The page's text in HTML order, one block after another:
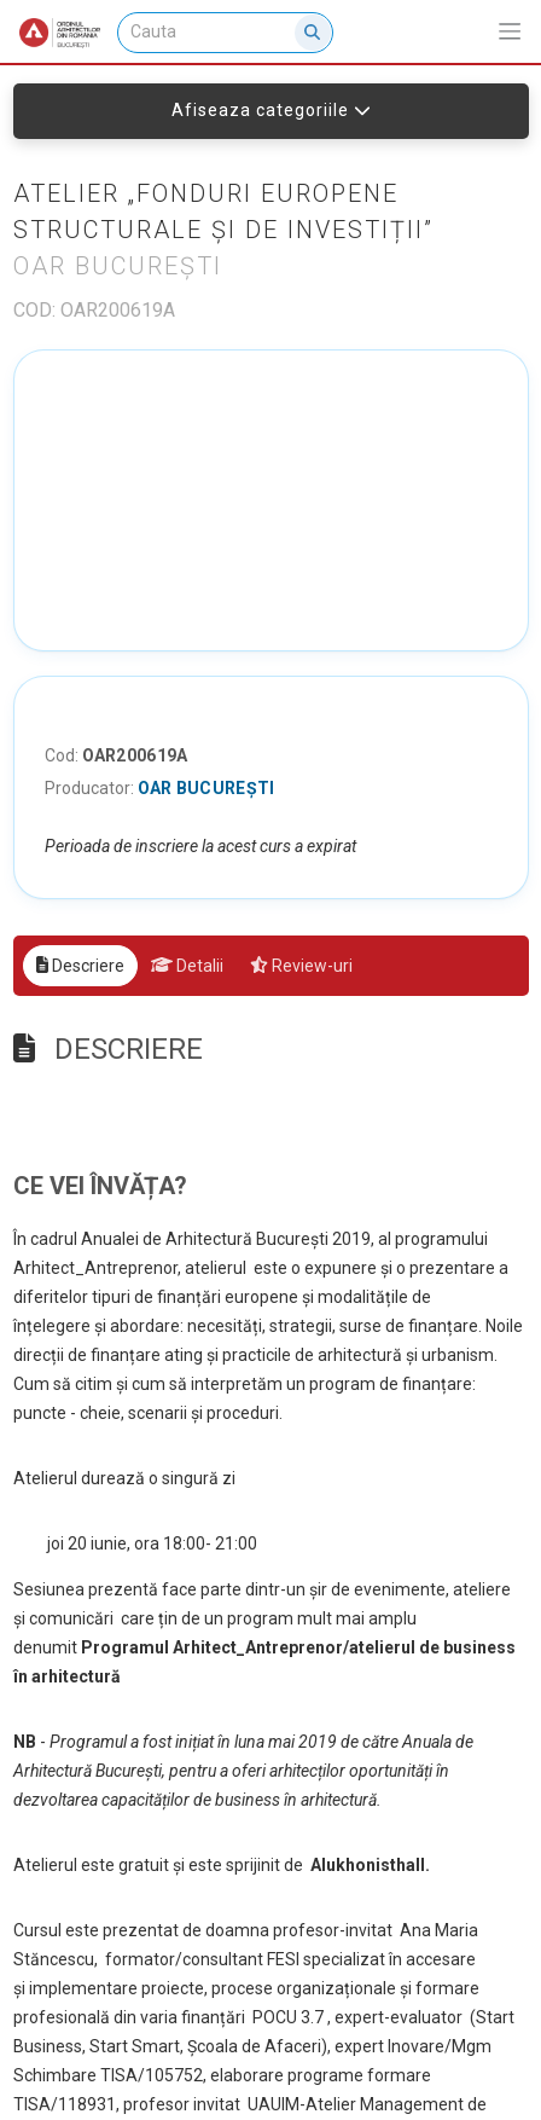
Afiseaza categoriile
ATELIER „FONDURI EUROPENE
STRUCTURALE ȘI DE INVESTIȚII”
OAR BUCUREȘTI
COD: OAR200619A
Cod: OAR200619A
Producator: OAR BUCUREȘTI
Perioada de inscriere la acest curs a expirat
Descriere Detalii Review-uri
DESCRIERE
CE VEI ÎNVĂȚA?
În cadrul Anualei de Arhitectură București 2019, al programului
Arhitect_Antreprenor, atelierul este o expunere și o prezentare a
diferitelor tipuri de finanțări europene și modalitățile de
înțelegere și abordare: necesități, strategii, surse de finanțare. Noile
direcții de finanțare ating și practicile de arhitectură și urbanism.
Cum să citim și cum să interpretăm un program de finanțare:
puncte - cheie, scenarii și proceduri.
Atelierul durează o singură zi
joi 20 iunie, ora 18:00- 21:00
Sesiunea prezentă face parte dintr-un șir de evenimente, ateliere
și comunicări care țin de un program mult mai amplu
denumit Programul Arhitect_Antreprenor/atelierul de business
în arhitectură
NB - Programul a fost inițiat în luna mai 2019 de către Anuala de
Arhitectură București, pentru a oferi arhitecților oportunități în
dezvoltarea capacităților de business în arhitectură.
Atelierul este gratuit și este sprijinit de Alukhonisthall.
Cursul este prezentat de doamna profesor-invitat Ana Maria
Stăncescu, formator/consultant FESI specializat în accesare
și implementare proiecte, procese organizaționale și formare
profesională din varia finanțări POCU 3.7 , expert-evaluator (Start
Business, Start Smart, Școala de Afaceri), expert Inovare/Mgm
Schimbare TISA/105752, elaborare programe formare
TISA/118931, profesor invitat UAUIM-Atelier Management de